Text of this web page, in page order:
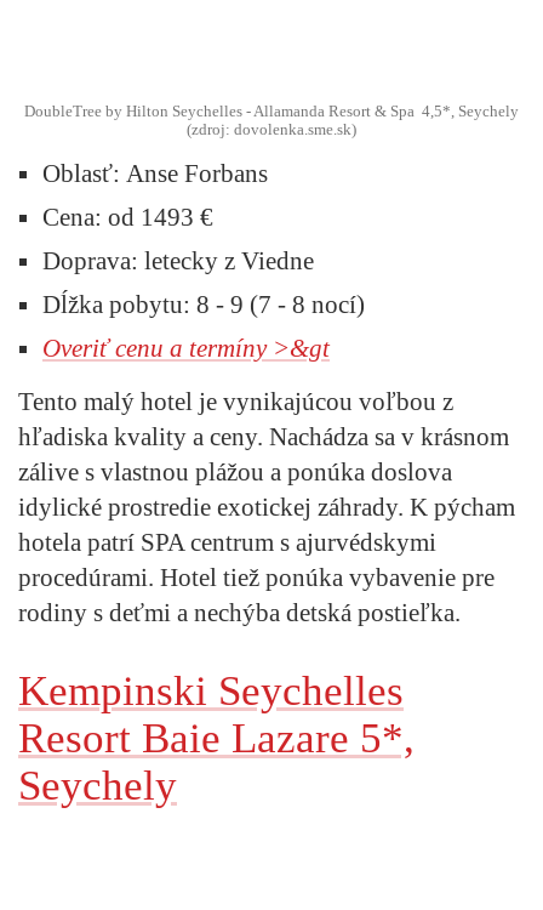
DoubleTree by Hilton Seychelles - Allamanda Resort & Spa 4,5*, Seychely
(zdroj: dovolenka.sme.sk)
Oblasť: Anse Forbans
Cena: od 1493 €
Doprava: letecky z Viedne
Dĺžka pobytu: 8 - 9 (7 - 8 nocí)
Overiť cenu a termíny >&gt
Tento malý hotel je vynikajúcou voľbou z
hľadiska kvality a ceny. Nachádza sa v krásnom
zálive s vlastnou plážou a ponúka doslova
idylické prostredie exotickej záhrady. K pýcham
hotela patrí SPA centrum s ajurvédskymi
procedúrami. Hotel tiež ponúka vybavenie pre
rodiny s deťmi a nechýba detská postieľka.
Kempinski Seychelles
Resort Baie Lazare 5*,
Seychely